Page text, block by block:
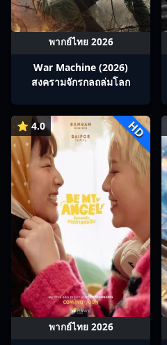
พากย์ไทย 2026
War Machine (2026)
สงครามจักรกลถล่มโลก
⭐ 4.0 HD
พากย์ไทย 2026